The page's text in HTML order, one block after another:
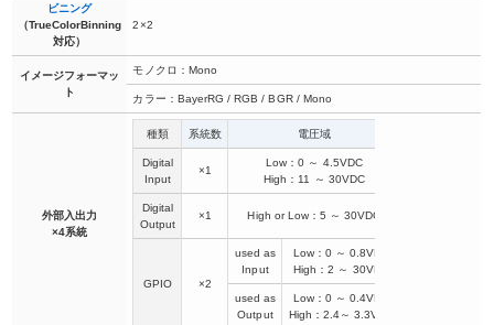
ビニング
（TrueColorBinning
対応）
2×2
イメージフォーマッ
ト
モノクロ：Mono
カラー：BayerRG / RGB / BGR / Mono
外部入出力
×4系統
種類 系統数 電圧域
Digital
Input
×1
Low：0 ～ 4.5VDC
High：11 ～ 30VDC
Digital
Output
×1 High or Low：5 ～ 30VDC
GPIO ×2
used as
Input
Low：0 ～ 0.8VDC
High：2 ～ 30VDC
used as
Output
Low：0 ～ 0.4VDC
High：2.4～ 3.3VDC